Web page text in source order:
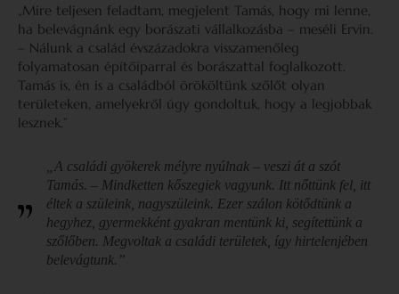
„Mire teljesen feladtam, megjelent Tamás, hogy mi lenne,
ha belevágnánk egy borászati vállalkozásba – meséli Ervin.
– Nálunk a család évszázadokra visszamenőleg
folyamatosan építőiparral és borászattal foglalkozott.
Tamás is, én is a családból örököltünk szőlőt olyan
területeken, amelyekről úgy gondoltuk, hogy a legjobbak
lesznek.”
„A családi gyökerek mélyre nyúlnak – veszi át a szót
Tamás. – Mindketten kőszegiek vagyunk. Itt nőttünk fel, itt
éltek a szüleink, nagyszüleink. Ezer szálon kötődtünk a
hegyhez, gyermekként gyakran mentünk ki, segítettünk a
szőlőben. Megvoltak a családi területek, így hirtelenjében
belevágtunk.”